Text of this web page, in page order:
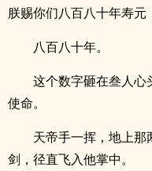
朕赐你们八百八十年寿元
八百八十年。
这个数字砸在叁人心
使命。
天帝手一挥，地上
剑，径直飞入他掌中。